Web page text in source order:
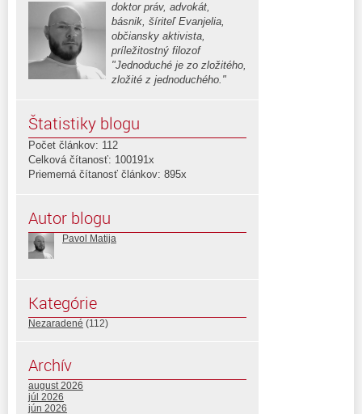
doktor práv, advokát,
básnik, šíriteľ Evanjelia,
občiansky aktivista,
príležitostný filozof
"Jednoduché je zo zložitého,
zložité z jednoduchého."
Štatistiky blogu
Počet článkov: 112
Celková čítanosť: 100191x
Priemerná čítanosť článkov: 895x
Autor blogu
Pavol Matija
Kategórie
Nezaradené (112)
Archív
august 2026
júl 2026
jún 2026